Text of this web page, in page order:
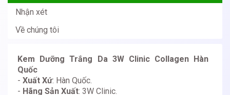
Nhận xét
Về chúng tôi
Kem Dưỡng Trắng Da 3W Clinic Collagen Hàn
Quốc
- Xuất Xứ: Hàn Quốc.
- Hãng Sản Xuất: 3W Clinic.